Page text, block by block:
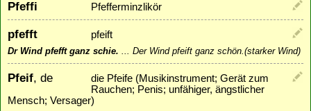
Pfeffi Pfefferminzlikör
pfefft pfeift
Dr Wind pfefft ganz schie. ... Der Wind pfeift ganz schön.(starker Wind)
Pfeif, de
die Pfeife (Musikinstrument; Gerät zum
Rauchen; Penis; unfähiger, ängstlicher
Mensch; Versager)